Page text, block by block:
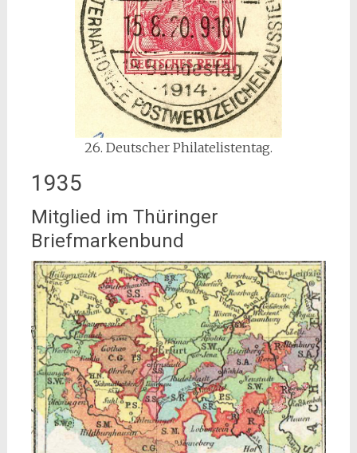
26. Deutscher Philatelistentag.
1935
Mitglied im Thüringer
Briefmarkenbund